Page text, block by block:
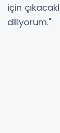
için
diliyorum."